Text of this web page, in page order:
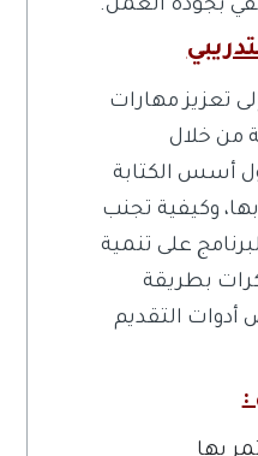
بجودة العمل.
تعزيز مهارات
من خلال
أسس الكتابة
وكيفية تجنب
على تنمية
بطريقة
التقديم
:
بها